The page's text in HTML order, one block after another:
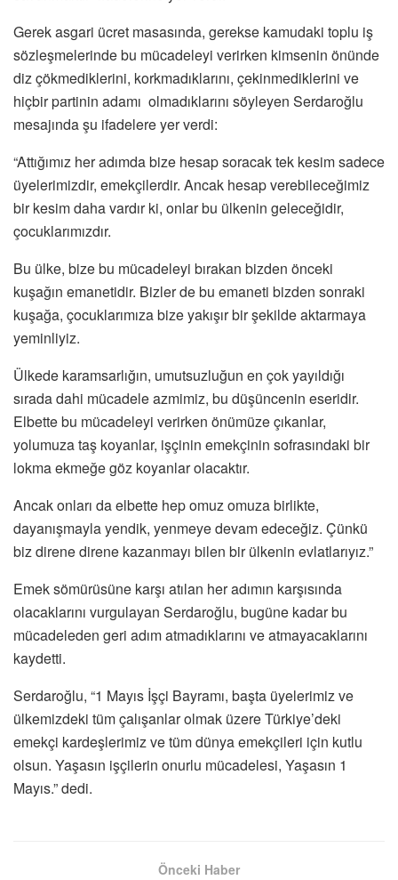
Gerek asgari ücret masasında, gerekse kamudaki toplu iş
sözleşmelerinde bu mücadeleyi verirken kimsenin önünde
diz çökmediklerini, korkmadıklarını, çekinmediklerini ve
hiçbir partinin adamı olmadıklarını söyleyen Serdaroğlu
mesajında şu ifadelere yer verdi:
“Attığımız her adımda bize hesap soracak tek kesim sadece
üyelerimizdir, emekçilerdir. Ancak hesap verebileceğimiz
bir kesim daha vardır ki, onlar bu ülkenin geleceğidir,
çocuklarımızdır.
Bu ülke, bize bu mücadeleyi bırakan bizden önceki
kuşağın emanetidir. Bizler de bu emaneti bizden sonraki
kuşağa, çocuklarımıza bize yakışır bir şekilde aktarmaya
yeminliyiz.
Ülkede karamsarlığın, umutsuzluğun en çok yayıldığı
sırada dahi mücadele azmimiz, bu düşüncenin eseridir.
Elbette bu mücadeleyi verirken önümüze çıkanlar,
yolumuza taş koyanlar, işçinin emekçinin sofrasındaki bir
lokma ekmeğe göz koyanlar olacaktır.
Ancak onları da elbette hep omuz omuza birlikte,
dayanışmayla yendik, yenmeye devam edeceğiz. Çünkü
biz direne direne kazanmayı bilen bir ülkenin evlatlarıyız.”
Emek sömürüsüne karşı atılan her adımın karşısında
olacaklarını vurgulayan Serdaroğlu, bugüne kadar bu
mücadeleden geri adım atmadıklarını ve atmayacaklarını
kaydetti.
Serdaroğlu, “1 Mayıs İşçi Bayramı, başta üyelerimiz ve
ülkemizdeki tüm çalışanlar olmak üzere Türkiye’deki
emekçi kardeşlerimiz ve tüm dünya emekçileri için kutlu
olsun. Yaşasın işçilerin onurlu mücadelesi, Yaşasın 1
Mayıs.” dedi.
Önceki Haber